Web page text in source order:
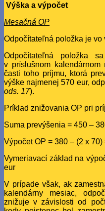
Výška a výpočet
Mesačná OP
Odpočítateľná položka je vo
Odpočítateľná položka
v príslušnom
časti toho príjmu, ktorá
výške najmenej 570 eur,
ods. 17).
Príklad znižovania OP pri
Suma prevýšenia = 450 –
Výpočet OP = 380 – (2 x 70)
Vymeriavací základ na
eur
V prípade však, ak
kalendárny mesiac,
znižuje v závislosti od